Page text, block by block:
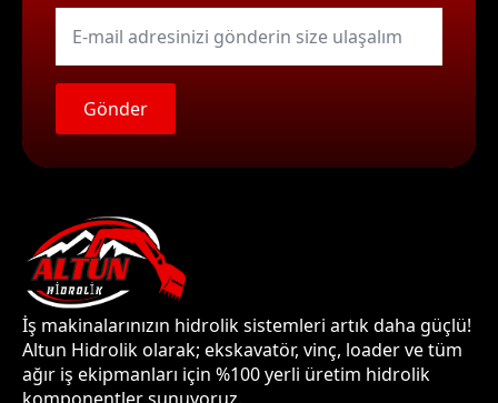
E-
mail
Gönder
İş makinalarınızın hidrolik sistemleri artık daha güçlü!
Altun Hidrolik olarak; ekskavatör, vinç, loader ve tüm
ağır iş ekipmanları için %100 yerli üretim hidrolik